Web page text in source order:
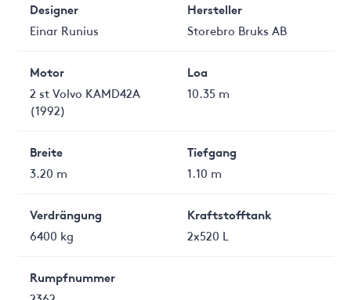
Designer
Einar Runius
Hersteller
Storebro Bruks AB
Motor
2 st Volvo KAMD42A
(1992)
Loa
10.35 m
Breite
3.20 m
Tiefgang
1.10 m
Verdrängung
6400 kg
Kraftstofftank
2x520 L
Rumpfnummer